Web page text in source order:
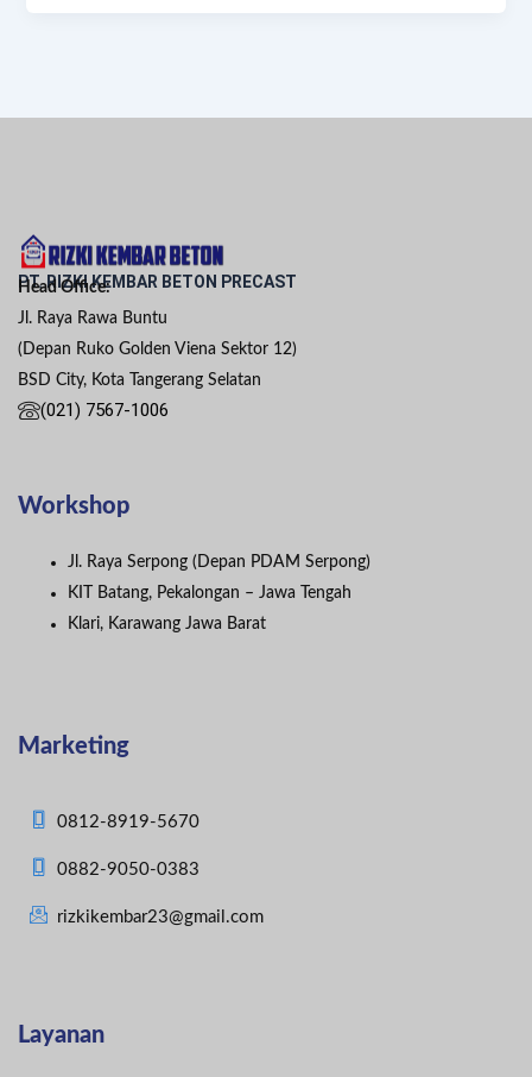
PT. RIZKI KEMBAR BETON PRECAST
Head Office:
Jl. Raya Rawa Buntu
(Depan Ruko Golden Viena Sektor 12)
BSD City, Kota Tangerang Selatan
(021) 7567-1006
Workshop
Jl. Raya Serpong (Depan PDAM Serpong)
KIT Batang, Pekalongan – Jawa Tengah
Klari, Karawang Jawa Barat
Marketing
0812-8919-5670
0882-9050-0383
rizkikembar23@gmail.com
Layanan